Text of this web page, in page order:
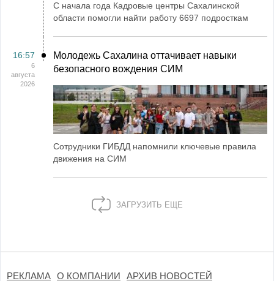
С начала года Кадровые центры Сахалинской
области помогли найти работу 6697 подросткам
16:57
6
августа
2026
Молодежь Сахалина оттачивает навыки
безопасного вождения СИМ
Сотрудники ГИБДД напомнили ключевые правила
движения на СИМ
ЗАГРУЗИТЬ ЕЩЕ
РЕКЛАМА О КОМПАНИИ АРХИВ НОВОСТЕЙ